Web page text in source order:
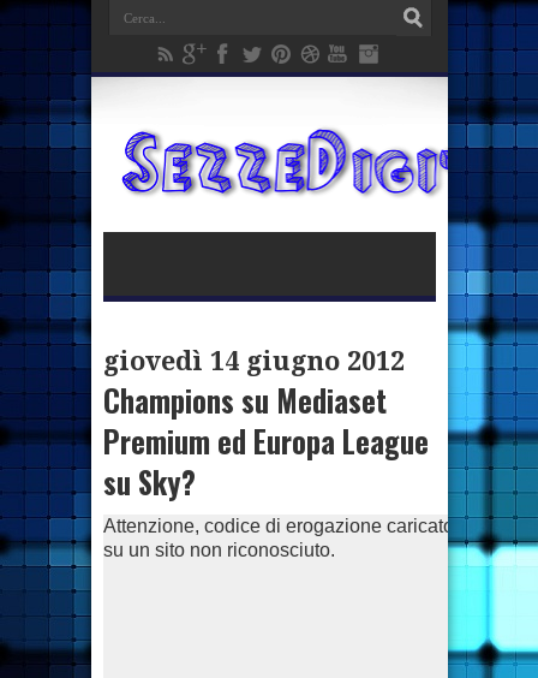
giovedì 14 giugno 2012
Champions su Mediaset
Premium ed Europa League
su Sky?
Attenzione, codice di erogazione caricato
su un sito non riconosciuto.